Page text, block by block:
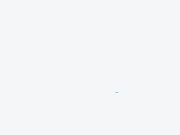
GT116 Lift assistor rams (7000 kg